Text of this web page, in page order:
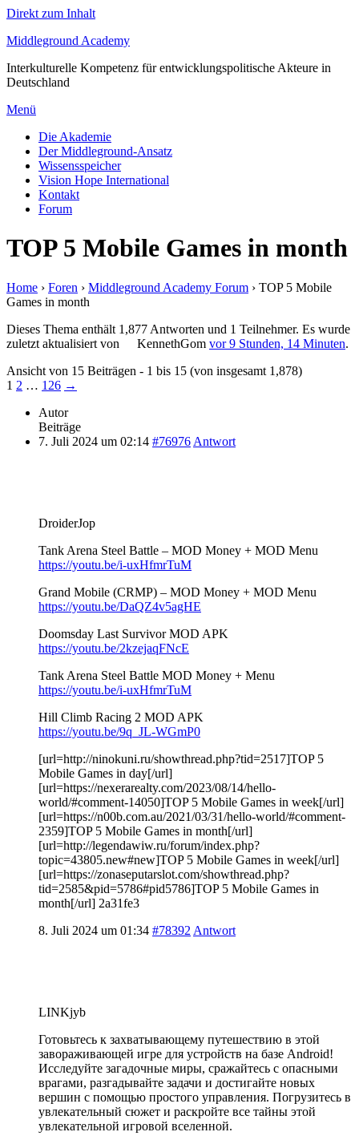
Direkt zum Inhalt
Middleground Academy
Interkulturelle Kompetenz für entwicklungspolitische Akteure in
Deutschland
Menü
Die Akademie
Der Middleground-Ansatz
Wissensspeicher
Vision Hope International
Kontakt
Forum
TOP 5 Mobile Games in month
Home › Foren › Middleground Academy Forum › TOP 5 Mobile
Games in month
Dieses Thema enthält 1,877 Antworten und 1 Teilnehmer. Es wurde
zuletzt aktualisiert von
KennethGom vor 9 Stunden, 14 Minuten.
Ansicht von 15 Beiträgen - 1 bis 15 (von insgesamt 1,878)
1 2 … 126 →
Autor
Beiträge
7. Juli 2024 um 02:14 #76976 Antwort
DroiderJop
Tank Arena Steel Battle – MOD Money + MOD Menu
https://youtu.be/i-uxHfmrTuM
Grand Mobile (CRMP) – MOD Money + MOD Menu
https://youtu.be/DaQZ4v5agHE
Doomsday Last Survivor MOD APK
https://youtu.be/2kzejaqFNcE
Tank Arena Steel Battle MOD Money + Menu
https://youtu.be/i-uxHfmrTuM
Hill Climb Racing 2 MOD APK
https://youtu.be/9q_JL-WGmP0
[url=http://ninokuni.ru/showthread.php?tid=2517]TOP 5
Mobile Games in day[/url]
[url=https://nexerarealty.com/2023/08/14/hello-
world/#comment-14050]TOP 5 Mobile Games in week[/url]
[url=https://n00b.com.au/2021/03/31/hello-world/#comment-
2359]TOP 5 Mobile Games in month[/url]
[url=http://legendawiw.ru/forum/index.php?
topic=43805.new#new]TOP 5 Mobile Games in week[/url]
[url=https://zonaseputarslot.com/showthread.php?
tid=2585&pid=5786#pid5786]TOP 5 Mobile Games in
month[/url] 2a31fe3
8. Juli 2024 um 01:34 #78392 Antwort
LINKjyb
Готовьтесь к захватывающему путешествию в этой
завораживающей игре для устройств на базе Android!
Исследуйте загадочные миры, сражайтесь с опасными
врагами, разгадывайте задачи и достигайте новых
вершин с помощью простого управления. Погрузитесь в
увлекательный сюжет и раскройте все тайны этой
увлекательной игровой вселенной.